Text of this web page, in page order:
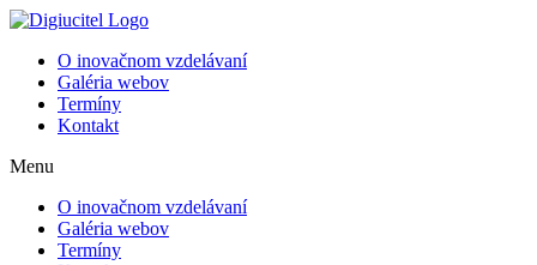
Preskočiť
obsah
O inovačnom vzdelávaní
Galéria webov
Termíny
Kontakt
Menu
O inovačnom vzdelávaní
Galéria webov
Termíny